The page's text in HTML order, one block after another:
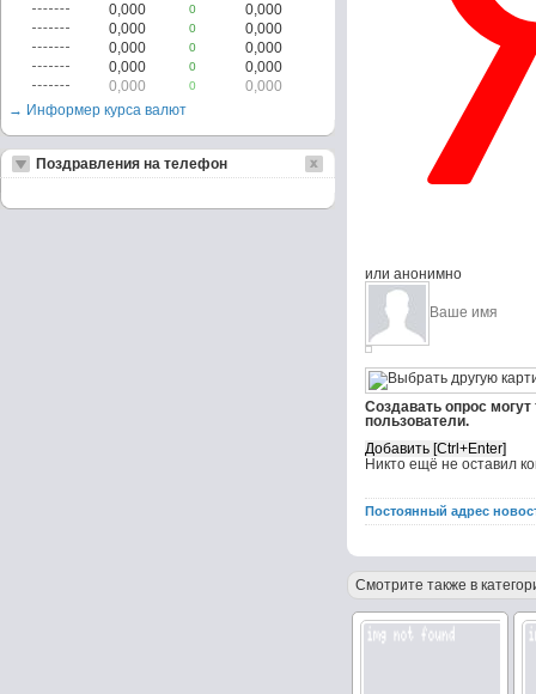
или анонимно
Создавать опрос
пользователи.
Никто ещё не оставил
Постоянный адрес
Смотрите также в
0,000
0
0,000
0,000
0
0,000
0,000
0
0,000
0,000
0
0,000
0,000
0
0,000
→ Информер курса валют
Поздравления на телефон